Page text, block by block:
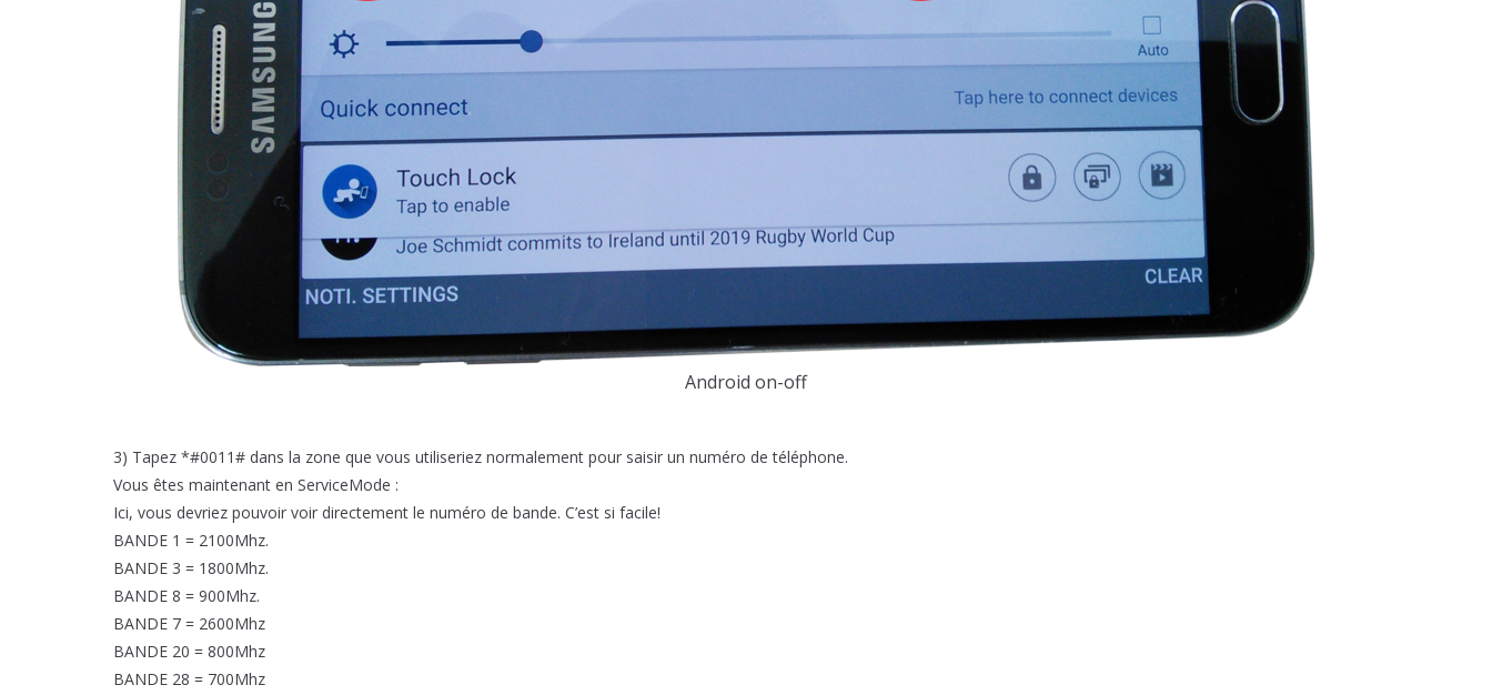
Android on-off
3) Tapez *#0011# dans la zone que vous utiliseriez normalement pour saisir un numéro de téléphone.
Vous êtes maintenant en ServiceMode :
Ici, vous devriez pouvoir voir directement le numéro de bande. C’est si facile!
BANDE 1 = 2100Mhz.
BANDE 3 = 1800Mhz.
BANDE 8 = 900Mhz.
BANDE 7 = 2600Mhz
BANDE 20 = 800Mhz
BANDE 28 = 700Mhz